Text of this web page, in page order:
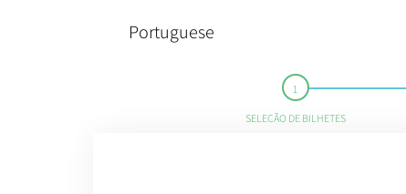
Portuguese
SELEÇÃO DE BILHETES